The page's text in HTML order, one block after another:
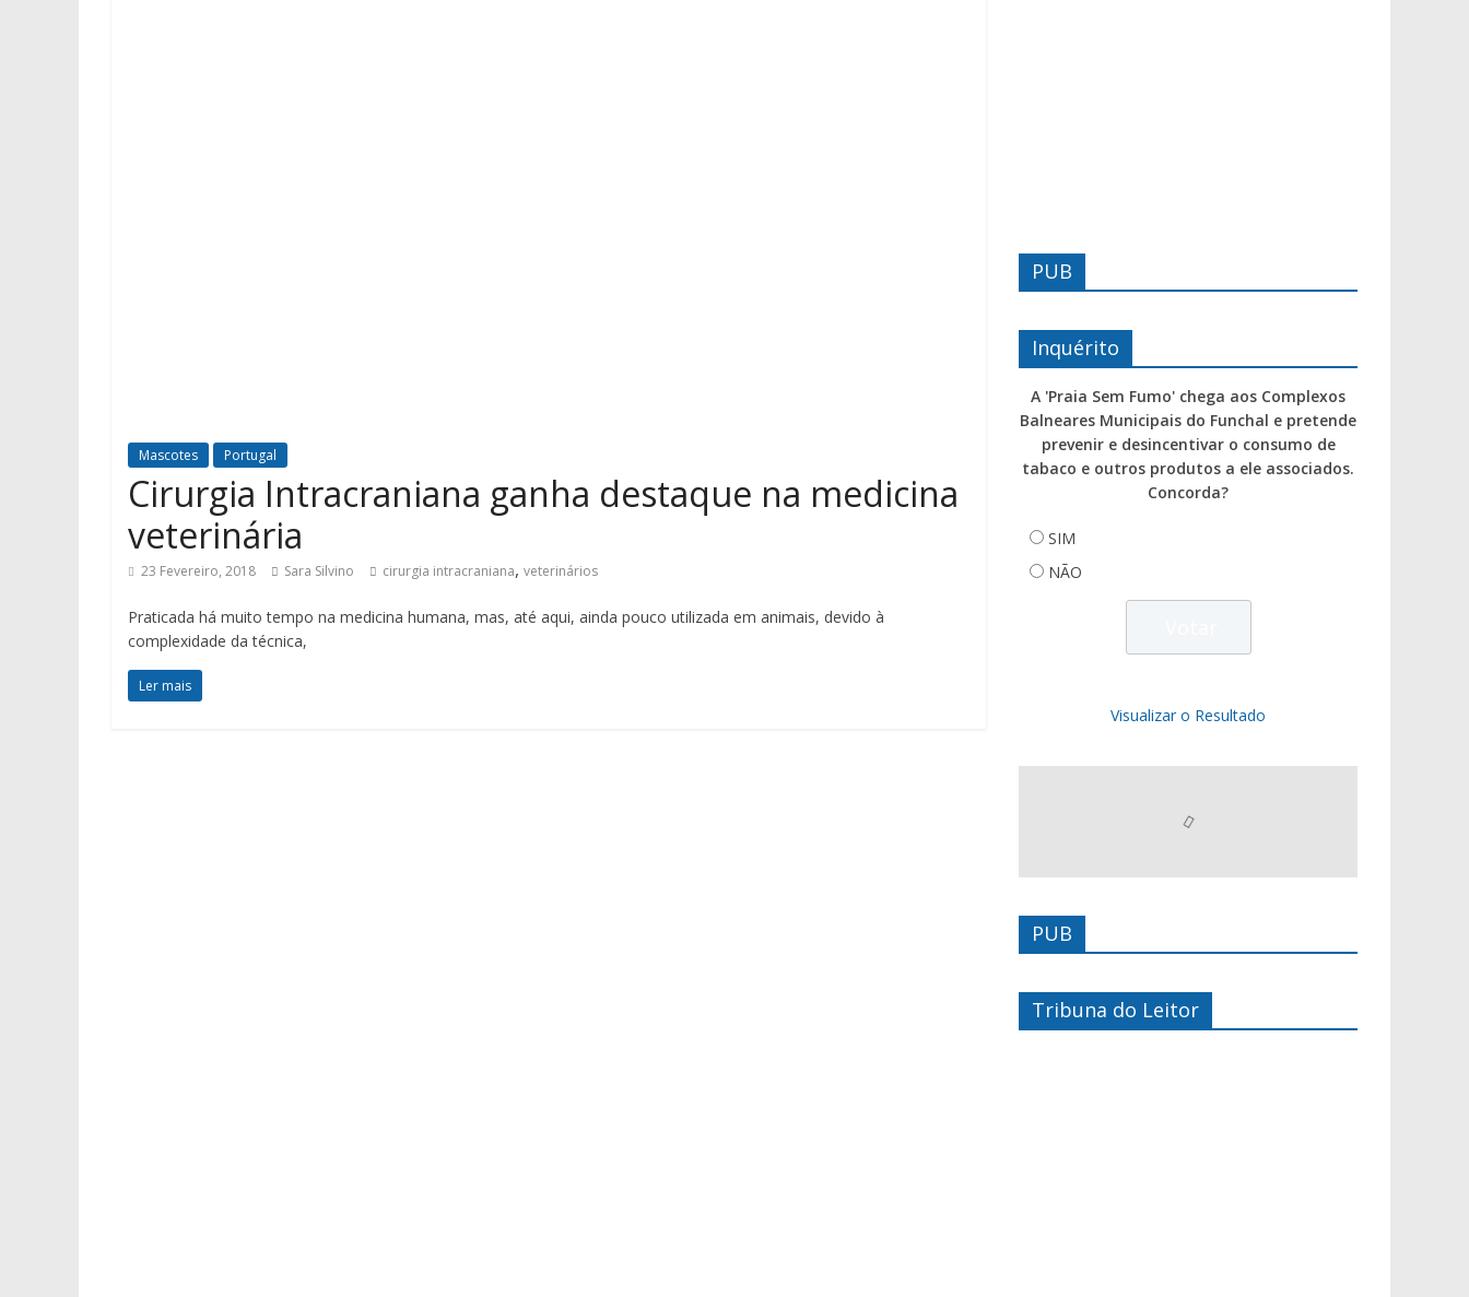
Mascotes Portugal
Cirurgia Intracraniana ganha destaque na medicina
veterinária
23 Fevereiro, 2018 Sara Silvino cirurgia intracraniana, veterinários
Praticada há muito tempo na medicina humana, mas, até aqui, ainda pouco utilizada em animais, devido à
complexidade da técnica,
Ler mais
PUB
Inquérito
A 'Praia Sem Fumo' chega aos Complexos
Balneares Municipais do Funchal e pretende
prevenir e desincentivar o consumo de
tabaco e outros produtos a ele associados.
Concorda?
SIM
NÃO
Visualizar o Resultado
PUB
Tribuna do Leitor